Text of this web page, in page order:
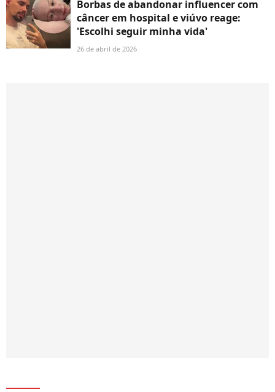
Borbas de abandonar influencer com
câncer em hospital e viúvo reage:
'Escolhi seguir minha vida'
26 de abril de 2026